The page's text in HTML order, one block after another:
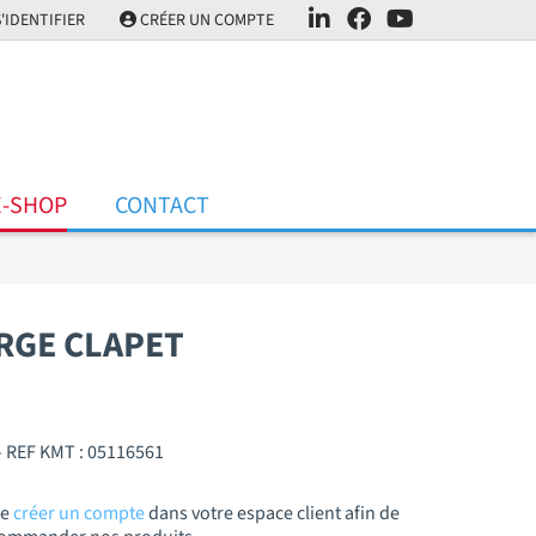
CRÉER UN COMPTE
SHOP CONTACT
CLAPET
REF KMT : 05116561
créer un comptedans votre espace client afin de